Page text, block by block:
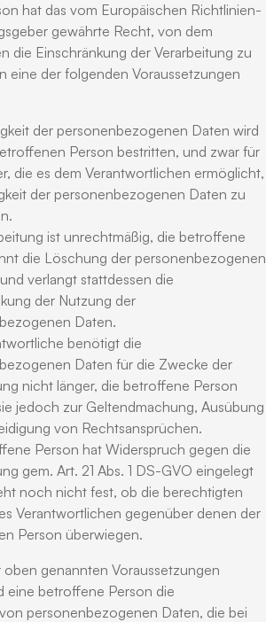
hat das vom Europäischen Richtlinien-
gewährte Recht, von dem
die Einschränkung der Verarbeitung zu
eine der folgenden Voraussetzungen
der personenbezogenen Daten wird
Person bestritten, und zwar für
die es dem Verantwortlichen ermöglicht,
der personenbezogenen Daten zu
ist unrechtmäßig, die betroffene
die Löschung der personenbezogenen
verlangt stattdessen die
der Nutzung der
Daten.
benötigt die
Daten für die Zwecke der
nicht länger, die betroffene Person
jedoch zur Geltendmachung, Ausübung
von Rechtsansprüchen.
Person hat Widerspruch gegen die
gem. Art. 21 Abs. 1 DS-GVO eingelegt
noch nicht fest, ob die berechtigten
Verantwortlichen gegenüber denen der
Person überwiegen.
genannten Voraussetzungen
eine betroffene Person die
personenbezogenen Daten, die bei